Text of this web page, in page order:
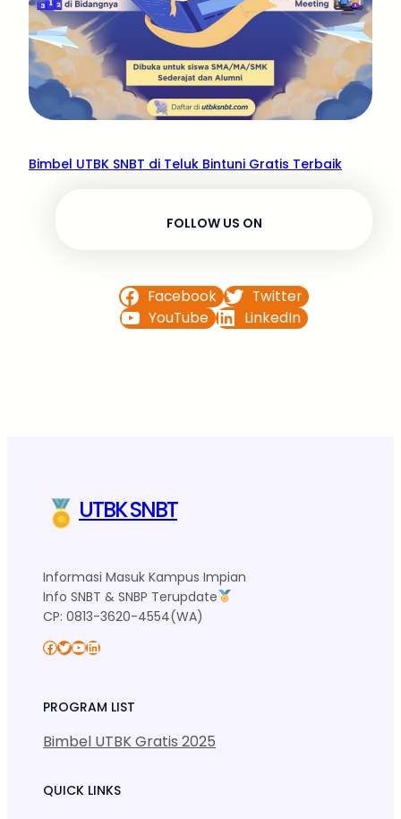
Bimbel UTBK SNBT di Teluk Bintuni Gratis Terbaik
FOLLOW US ON
Facebook
Twitter
YouTube
LinkedIn
UTBK SNBT
Informasi Masuk Kampus Impian
Info SNBT & SNBP Terupdate
CP: 0813-3620-4554(WA)
Facebook Twitter YouTube LinkedIn
PROGRAM LIST
Bimbel UTBK Gratis 2025
QUICK LINKS